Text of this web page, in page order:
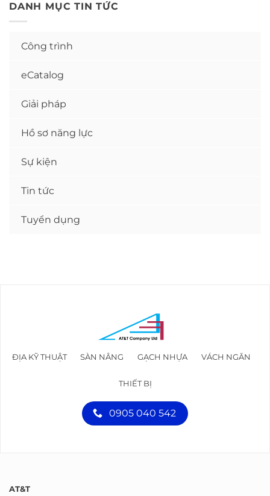
DANH MỤC TIN TỨC
Công trình
eCatalog
Giải pháp
Hồ sơ năng lực
Sự kiện
Tin tức
Tuyển dụng
ĐỊA KỸ THUẬT SÀN NÂNG GẠCH NHỰA VÁCH NGĂN
THIẾT BỊ
0905 040 542
AT&T